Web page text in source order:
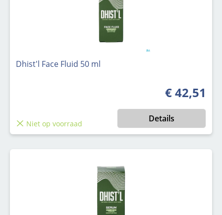
Dhist'l Face Fluid 50 ml
Normale
€ 42,51
Niet op voorraad Details